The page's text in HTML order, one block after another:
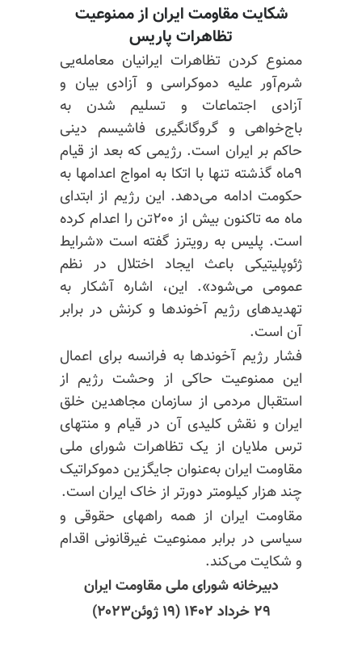
شکایت مقاومت ایران از ممنوعیت
تظاهرات پاریس
ممنوع کردن تظاهرات ایرانیان معامله‌یی
شرم‌آور علیه دموکراسی و آزادی بیان و
آزادی اجتماعات و تسلیم شدن به
باج‌خواهی و گروگانگیری فاشیسم دینی
حاکم بر ایران است. رژیمی که بعد از قیام
۹ماه گذشته تنها با اتکا به امواج اعدامها به
حکومت ادامه می‌دهد. این رژیم از ابتدای
ماه مه تاکنون بیش از ۲۰۰تن را اعدام کرده
است. پلیس به رویترز گفته است «شرایط
ژئوپلیتیکی باعث ایجاد اختلال در نظم
عمومی می‌شود». این، اشاره آشکار به
تهدیدهای رژیم آخوندها و کرنش در برابر
آن است.
فشار رژیم آخوندها به فرانسه برای اعمال
این ممنوعیت حاکی از وحشت رژیم از
استقبال مردمی از سازمان مجاهدین خلق
ایران و نقش کلیدی آن در قیام و منتهای
ترس ملایان از یک تظاهرات شورای ملی
مقاومت ایران به‌عنوان جایگزین دموکراتیک
چند هزار کیلومتر دورتر از خاک ایران است.
مقاومت ایران از همه راههای حقوقی و
سیاسی در برابر ممنوعیت غیرقانونی اقدام
و شکایت می‌کند.
دبیرخانه شورای ملی مقاومت ایران
۲۹ خرداد ۱۴۰۲ (۱۹ ژوئن۲۰۲۳)